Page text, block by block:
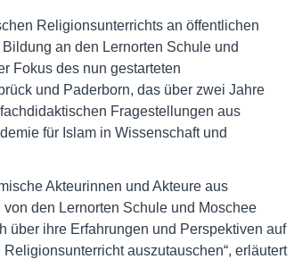
Religionsunterrichts an öffentlichen
an den Lernorten Schule und
Fokus des nun gestarteten
und Paderborn, das über zwei Jahre
Fragestellungen aus
für Islam in Wissenschaft und
Akteurinnen und Akteure aus
den Lernorten Schule und Moschee
über ihre Erfahrungen und Perspektiven auf
auszutauschen“, erläutert